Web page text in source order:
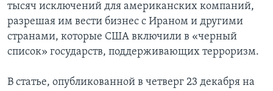
тысяч исключений для американских компаний,
разрешая им вести бизнес с Ираном и другими
странами, которые США включили в «черный
список» государств, поддерживающих терроризм.
В статье, опубликованной в четверг 23 декабря на